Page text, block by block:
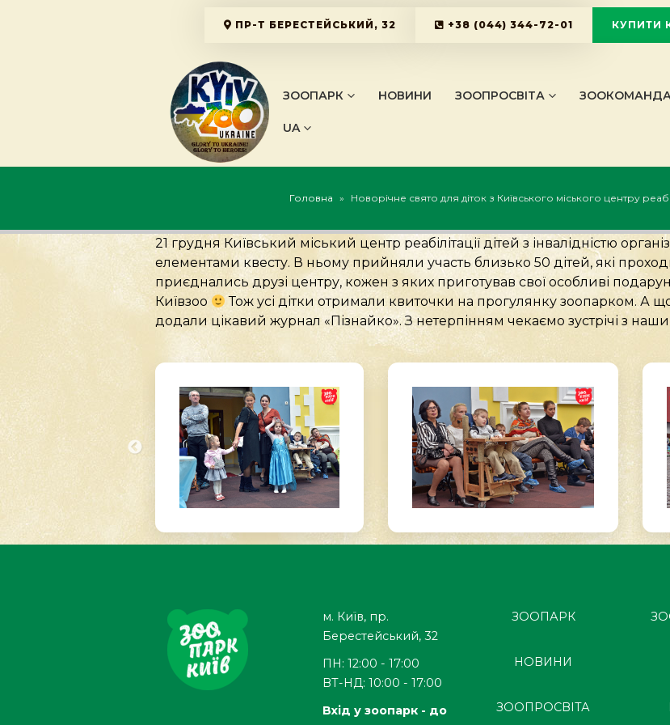
ПР-Т БЕРЕСТЕЙСЬКИЙ, 32 +38 (044) 344-72-01 КУПИТИ
ЗООПАРК НОВИНИ ЗООПРОСВІТА
UA
Головна » Новорічне свято для діток з Київського міського центру
21 грудня Київський міський центр реабілітації дітей з інвалідністю
елементами квесту. В ньому прийняли участь близько 50 дітей, які
приєднались друзі центру, кожен з яких приготував свої особливі
Київзоо
Тож усі дітки отримали квиточки на прогулянку зоопарком. А
додали цікавий журнал «Пізнайко». З нетерпінням чекаємо зустрічі з
м. Київ, пр.
Берестейський, 32
ПН: 12:00 - 17:00
ВТ-НД: 10:00 - 17:00
Вхід у зоопарк - до
ЗООПАРК
НОВИНИ
ЗООПРОСВІТА